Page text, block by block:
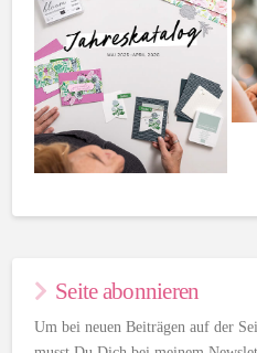
Seite abonnieren
Um bei neuen Beiträgen auf der